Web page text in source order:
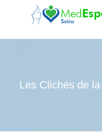
Les Clichés de